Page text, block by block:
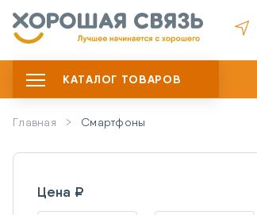
КАТАЛОГ ТОВАРОВ
Главная Смартфоны
Цена ₽